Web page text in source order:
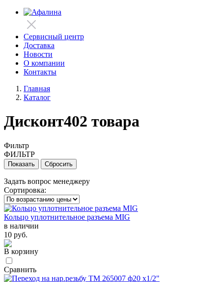
Сервисный центр
Доставка
Новости
О компании
Контакты
Главная
Каталог
Дисконт402 товара
Фильтр
ФИЛЬТР
Задать вопрос менеджеру
Сортировка:
Кольцо уплотнительное разъема MIG
в наличии
10 руб.
В корзину
Сравнить